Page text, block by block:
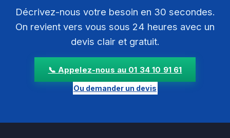
Décrivez-nous votre besoin en 30 secondes.
On revient vers vous sous 24 heures avec un
devis clair et gratuit.
📞 Appelez-nous au 01 34 10 91 61
Ou demander un devis